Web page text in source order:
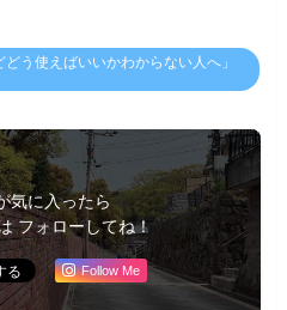
う使えばいいかわからない人へ」
気に入ったら
フォローしてね！
Follow Me